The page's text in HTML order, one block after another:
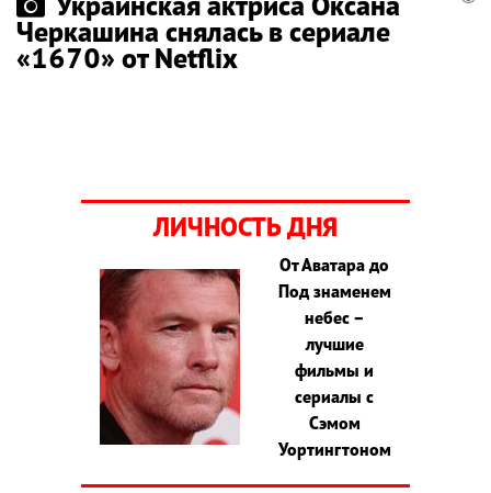
Черкашина снялась в сериале
«1670» от Netflix
ЛИЧНОСТЬ ДНЯ
От Аватара до
Под знаменем
небес –
лучшие
фильмы и
сериалы с
Сэмом
Уортингтоном